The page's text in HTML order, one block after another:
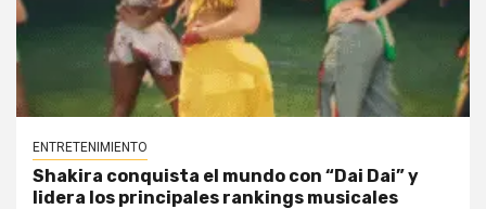
ENTRETENIMIENTO
Shakira conquista el mundo con “Dai Dai” y
lidera los principales rankings musicales